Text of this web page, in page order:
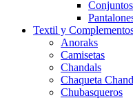
Textil y
Anoraks
Camisetas
Chandals
Chaqueta
Chubasqueros